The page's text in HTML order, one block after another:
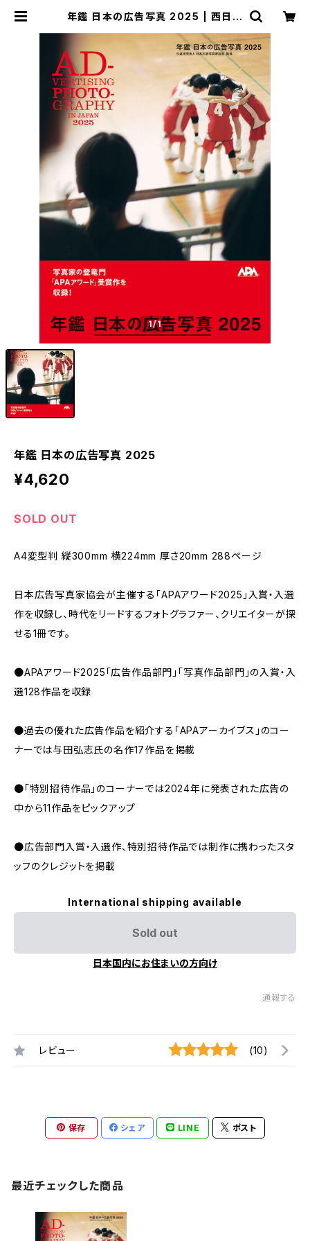
年鑑 日本の広告写真 2025 | 西日本
1/1
年鑑 日本の広告写真 2025
¥4,620
SOLD OUT
A4変型判 縦300mm 横224mm 厚さ20mm 288ページ
日本広告写真家協会が主催する「APAアワード2025」入賞・入選
作を収録し、時代をリードするフォトグラファー、クリエイターが探
せる1冊です。
●APAアワード2025「広告作品部門」「写真作品部門」の入賞・入
選128作品を収録
●過去の優れた広告作品を紹介する「APAアーカイブス」のコー
ナーでは与田弘志氏の名作17作品を掲載
●「特別招待作品」のコーナーでは2024年に発表された広告の
中から11作品をピックアップ
●広告部門入賞・入選作、特別招待作品では制作に携わったスタ
ッフのクレジットを掲載
International shipping available
Sold out
日本国内にお住まいの方向け
通報する
レビュー (10)
保存 シェア LINE ポスト
最近チェックした商品